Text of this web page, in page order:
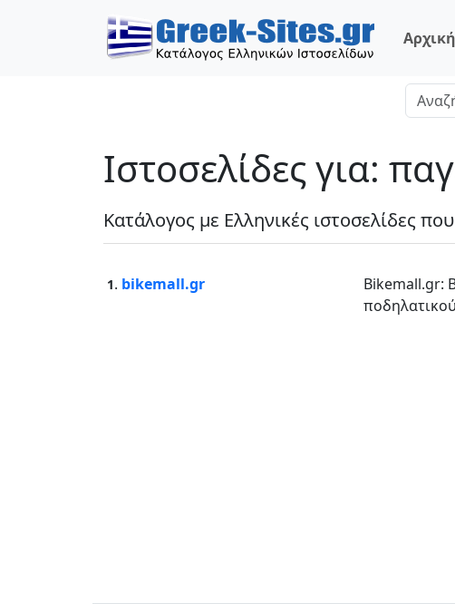
Αρχική
Ιστοσελίδες για:
Κατάλογος με Ελληνικές ιστοσελίδες
1. bikemall.gr
Bikemall.gr: